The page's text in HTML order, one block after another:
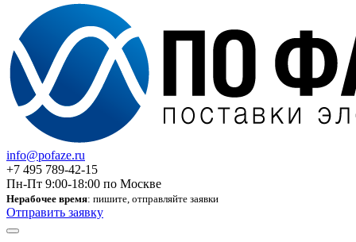
info@pofaze.ru
+7 495 789-42-15
Пн-Пт 9:00-18:00 по Москве
Нерабочее время: пишите, отправляйте заявки
Отправить заявку